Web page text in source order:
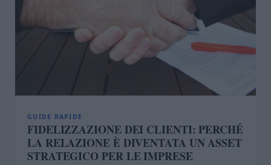
GUIDE RAPIDE
FIDELIZZAZIONE DEI CLIENTI: PERCHÉ
LA RELAZIONE È DIVENTATA UN ASSET
STRATEGICO PER LE IMPRESE